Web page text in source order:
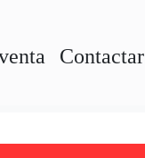
Contactar